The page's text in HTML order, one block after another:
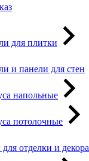
для плитки
и панели для стен
напольные
потолочные
отделки и декора